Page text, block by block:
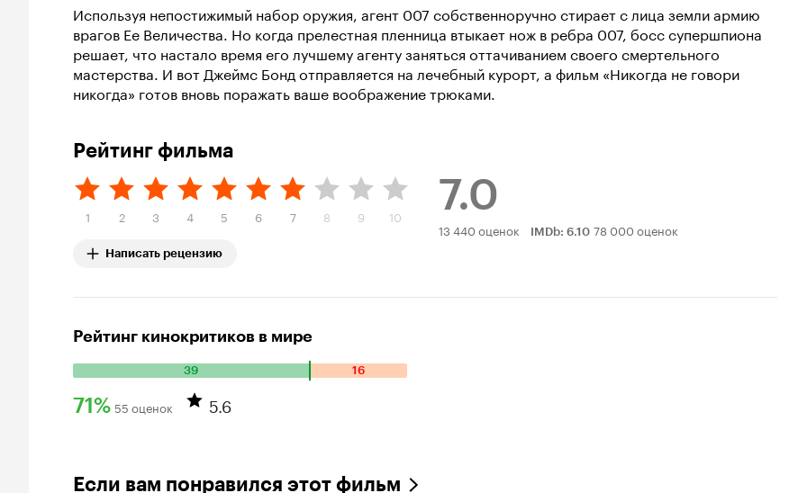
Используя непостижимый набор оружия, агент 007 собственноручно стирает с лица земли армию
врагов Ее Величества. Но когда прелестная пленница втыкает нож в ребра 007, босс супершпиона
решает, что настало время его лучшему агенту заняться оттачиванием своего смертельного
мастерства. И вот Джеймс Бонд отправляется на лечебный курорт, а фильм «Никогда не говори
никогда» готов вновь поражать ваше воображение трюками.
Рейтинг фильма
1 2 3 4 5 6 7 8 9 10
Написать рецензию
7.0
Рейтинг
13 440 оценок IMDb: 6.10 78 000 оценок
Рейтинг кинокритиков в мире
39 16
Количество положительных оценок: 39. Количество отрицательных оценок: 16.
71% 55 оценок 5.6
Если вам понравился этот фильм